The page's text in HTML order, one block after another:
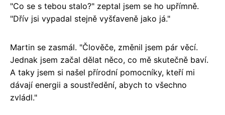
"Co se s tebou stalo?" zeptal jsem se ho upřímně.
"Dřív jsi vypadal stejně vyšťaveně jako já."
Martin se zasmál. "Člověče, změnil jsem pár věcí.
Jednak jsem začal dělat něco, co mě skutečně baví.
A taky jsem si našel přírodní pomocníky, kteří mi
dávají energii a soustředění, abych to všechno
zvládl."